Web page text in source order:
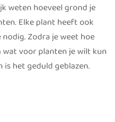
weten hoeveel grond je
Elke plant heeft ook
Zodra je weet hoe
voor planten je wilt kun
het geduld geblazen.